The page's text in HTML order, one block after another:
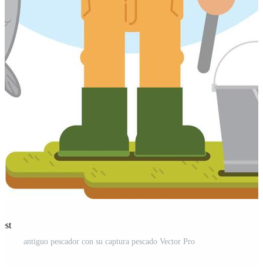
antiguo pescador con su captura pescado Vector Pro